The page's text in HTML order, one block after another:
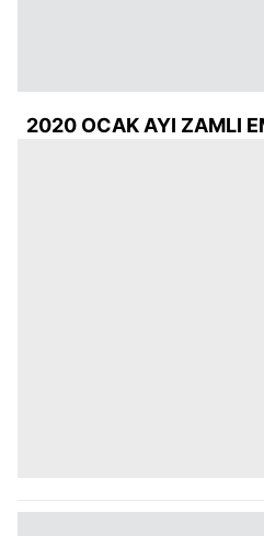
2020 OCAK AYI ZAMLI